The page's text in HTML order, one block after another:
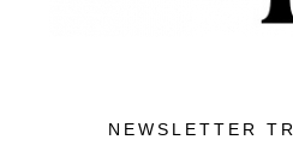
NEWSLETTER